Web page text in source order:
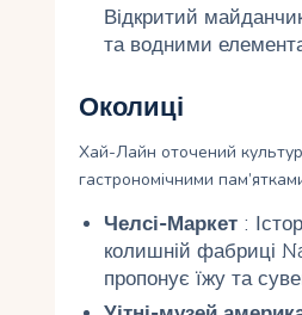
Відкритий
та водними
Околиці
Хай-Лайн оточений
гастрономічними
Челсі-Маркет:
колишній фабриці
пропонує їжу та